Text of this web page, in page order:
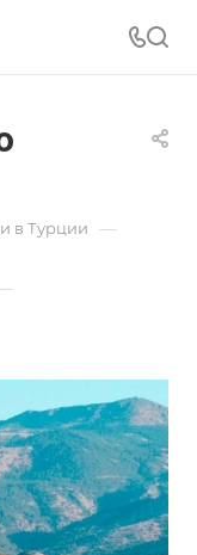
в Турции —